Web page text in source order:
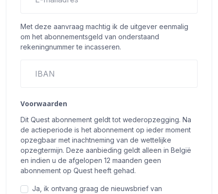
Met deze aanvraag machtig ik de uitgever eenmalig
om het abonnementsgeld van onderstaand
rekeningnummer te incasseren.
IBAN
Voorwaarden
Dit Quest abonnement geldt tot wederopzegging. Na
de actieperiode is het abonnement op ieder moment
opzegbaar met inachtneming van de wettelijke
opzegtermijn. Deze aanbieding geldt alleen in België
en indien u de afgelopen 12 maanden geen
abonnement op Quest heeft gehad.
Ja, ik ontvang graag de nieuwsbrief van